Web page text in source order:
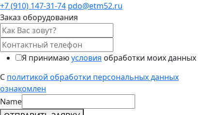
+7 (910) 147-31-74 pdo@etm52.ru
Заказ оборудования
Я принимаюусловия обработки моих данных
С политикой обработки персональных данных
ознакомлен
Name